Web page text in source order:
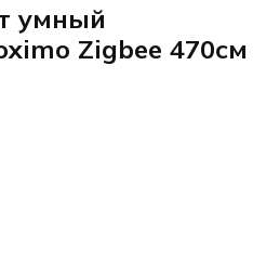
умный
Zigbee 470см